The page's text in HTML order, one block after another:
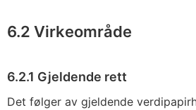
6.2 Virkeområde
6.2.1 Gjeldende rett
Det følger av gjeldende